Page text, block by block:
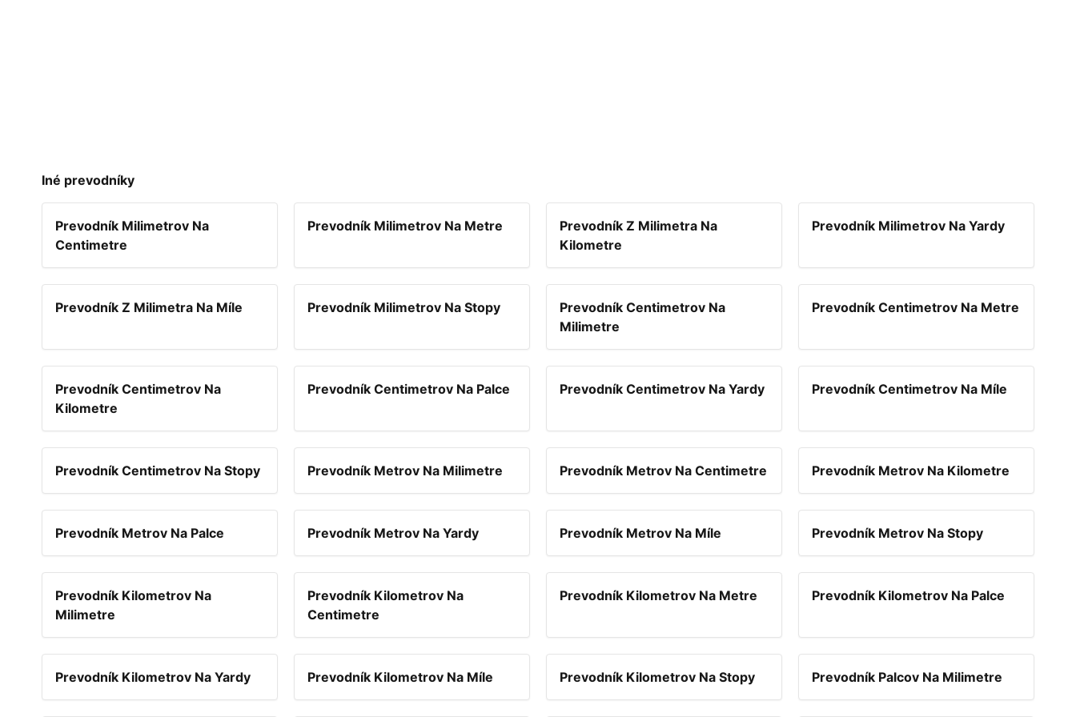
Iné prevodníky
Prevodník Milimetrov Na
Centimetre
Prevodník Milimetrov Na Metre
Prevodník Z Milimetra Na
Kilometre
Prevodník Milimetrov Na Yardy
Prevodník Z Milimetra Na Míle Prevodník Milimetrov Na Stopy
Prevodník Centimetrov Na
Milimetre
Prevodník Centimetrov Na Metre
Prevodník Centimetrov Na
Kilometre
Prevodník Centimetrov Na Palce Prevodník Centimetrov Na Yardy Prevodník Centimetrov Na Míle
Prevodník Centimetrov Na Stopy Prevodník Metrov Na Milimetre Prevodník Metrov Na Centimetre Prevodník Metrov Na Kilometre
Prevodník Metrov Na Palce Prevodník Metrov Na Yardy Prevodník Metrov Na Míle Prevodník Metrov Na Stopy
Prevodník Kilometrov Na
Milimetre
Prevodník Kilometrov Na
Centimetre
Prevodník Kilometrov Na Metre Prevodník Kilometrov Na Palce
Prevodník Kilometrov Na Yardy Prevodník Kilometrov Na Míle Prevodník Kilometrov Na Stopy Prevodník Palcov Na Milimetre